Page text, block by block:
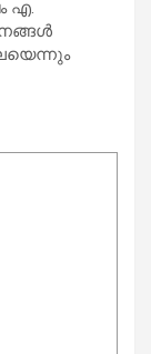
എ.